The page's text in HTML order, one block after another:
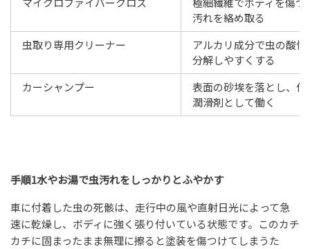
汚れを絡め取る
虫取り専用クリーナー
アルカリ成分で虫の酸性
分解しやすくする
カーシャンプー
表面の砂埃を落とし、作
潤滑剤として働く
手順1水やお湯で虫汚れをしっかりとふやかす
車に付着した虫の死骸は、走行中の風や直射日光によって急
速に乾燥し、ボディに強く張り付いている状態です。このカチ
カチに固まったまま無理に擦ると塗装を傷つけてしまうた